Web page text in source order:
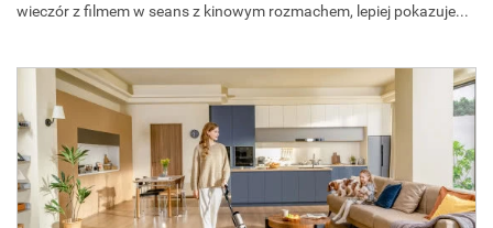
wieczór z filmem w seans z kinowym rozmachem, lepiej pokazuje...